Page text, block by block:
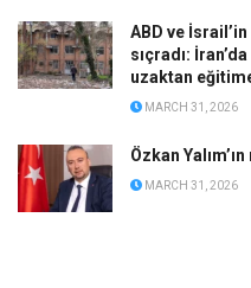
ABD ve
sıçradı:
uzaktan
MARCH 31, 2026
Özkan
MARCH 31, 2026